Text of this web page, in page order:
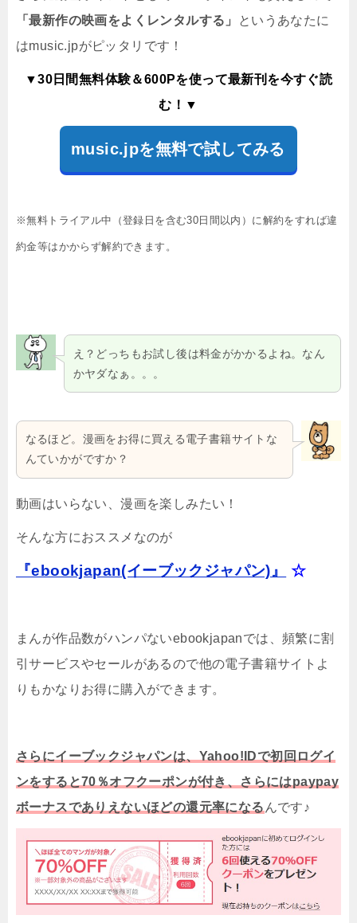
「最新作の映画をよくレンタルする」
というあなたに
はmusic.jpがピッタリです！
▼30日間無料体験＆600Pを使って最新刊を今すぐ読
む！▼
music.jpを無料で試してみる
※無料トライアル中（登録日を含む30日間以内）に解約をすれば違
約金等はかからず解約できます。
え？どっちもお試し後は料金がかかるよね。なん
かヤダなぁ。。。
なるほど。漫画をお得に買える電子書籍サイトな
んていかがですか？
動画はいらない、漫画を楽しみたい！
そんな方におススメなのが
『ebookjapan(イーブックジャパン)』 ☆
まんが作品数がハンパないebookjapanでは、頻繁に割
引サービスやセールがあるので他の電子書籍サイトよ
りもかなりお得に購入ができます。
さらにイーブックジャパンは、Yahoo!IDで初回ログイ
ンをすると70％オフクーポンが付き、さらにはpaypay
ボーナスでありえないほどの還元率になる んです♪